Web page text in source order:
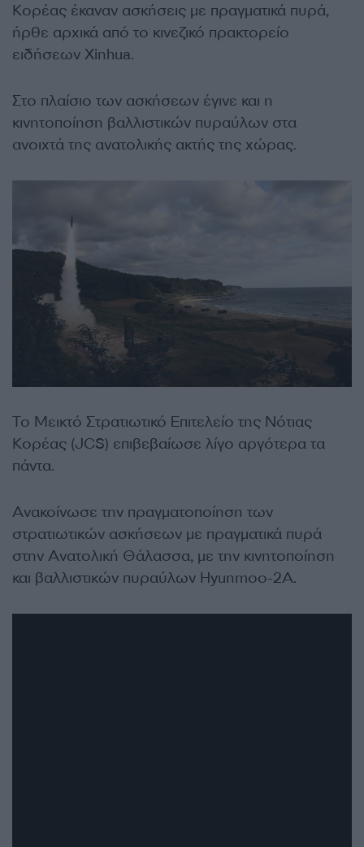
Κορέας έκαναν ασκήσεις με πραγματικά πυρά,
ήρθε αρχικά από το κινεζικό πρακτορείο
ειδήσεων Xinhua.
Στο πλαίσιο των ασκήσεων έγινε και η
κινητοποίηση βαλλιστικών πυραύλων στα
ανοιχτά της ανατολικής ακτής της χώρας.
Το Μεικτό Στρατιωτικό Επιτελείο της Νότιας
Κορέας (JCS) επιβεβαίωσε λίγο αργότερα τα
πάντα.
Ανακοίνωσε την πραγματοποίηση των
στρατιωτικών ασκήσεων με πραγματικά πυρά
στην Ανατολική Θάλασσα, με την κινητοποίηση
και βαλλιστικών πυραύλων Hyunmoo-2A.